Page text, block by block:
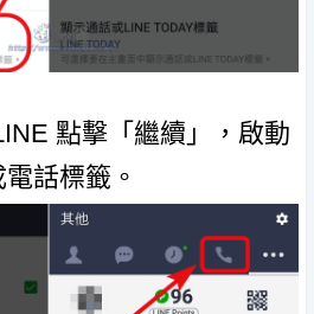
點擊「繼續」，啟動
話標籤。